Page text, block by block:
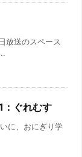
放送のスペース
ぐれむす
に、おにぎり学